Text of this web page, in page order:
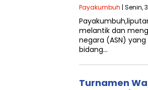
Payakumbuh | Senin,
melantik dan
negara (ASN)
bidang…
Turnamen